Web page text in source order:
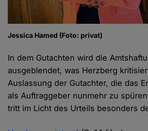
Jessica Hamed (Foto: privat)
In dem Gutachten wird die
ausgeblendet, was Herzberg
Auslassung der Gutachter, die das
als Auftraggeber nunmehr zu
tritt im Licht des Urteils besonders